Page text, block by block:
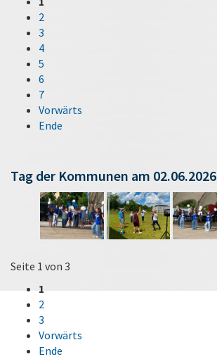
2
3
4
5
6
7
Vorwärts
Ende
Tag der Kommunen am 02.06.2026
Seite 1 von 3
1
2
3
Vorwärts
Ende